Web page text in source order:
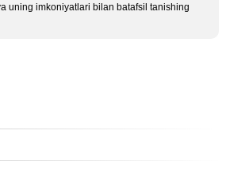
uning imkoniyatlari bilan batafsil tanishing